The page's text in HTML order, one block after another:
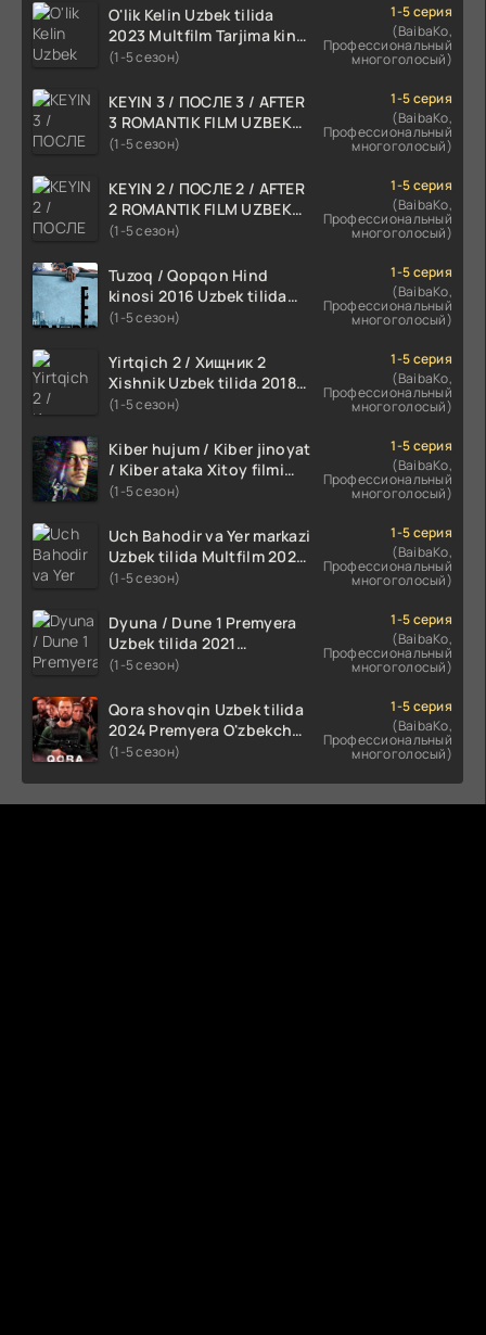
O'lik Kelin Uzbek tilida
2023 Multfilm Tarjima kino
skachat
(1-5 сезон)
1-5 серия
(BaibaKo,
Профессиональный
многоголосый)
KEYIN 3 / ПОСЛЕ 3 / AFTER
3 ROMANTIK FILM UZBEK
TILIDA 2021 TARJIMA FILM
(1-5 сезон)
1-5 серия
(BaibaKo,
Профессиональный
многоголосый)
KEYIN 2 / ПОСЛЕ 2 / AFTER
2 ROMANTIK FILM UZBEK
TILIDA 2020 TARJIMA FILM
(1-5 сезон)
1-5 серия
(BaibaKo,
Профессиональный
многоголосый)
Tuzoq / Qopqon Hind
kinosi 2016 Uzbek tilida
tarjima film HD
(1-5 сезон)
1-5 серия
(BaibaKo,
Профессиональный
многоголосый)
Yirtqich 2 / Хищник 2
Xishnik Uzbek tilida 2018-
2024 O'zbekcha tarjima
(1-5 сезон)
1-5 серия
(BaibaKo,
Профессиональный
многоголосый)
Kiber hujum / Kiber jinoyat
/ Kiber ataka Xitoy filmi
Uzbek tilida O'zbekcha
HD skachat
(1-5 сезон)
1-5 серия
(BaibaKo,
Профессиональный
многоголосый)
Uch Bahodir va Yer markazi
Uzbek tilida Multfilm 2025
tarjima HD skachat
(1-5 сезон)
1-5 серия
(BaibaKo,
Профессиональный
многоголосый)
Dyuna / Dune 1 Premyera
Uzbek tilida 2021
O'zbekcha tarjima kino HD
(1-5 сезон)
1-5 серия
(BaibaKo,
Профессиональный
многоголосый)
Qora shovqin Uzbek tilida
2024 Premyera O'zbekcha
tarjima kino HD skachat
(1-5 сезон)
1-5 серия
(BaibaKo,
Профессиональный
многоголосый)